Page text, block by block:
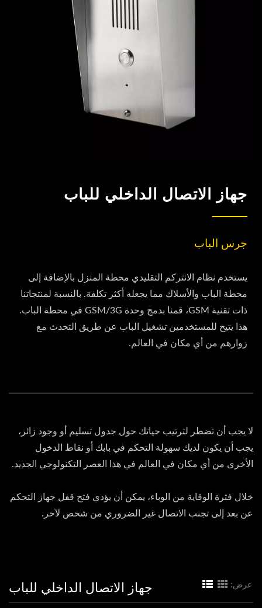
جهاز الاتصال الداخلي للباب
جرس الباب
يستخدم نظام الانتركم التقليدي محطة المنزل بالإضافة إلى
محطة الباب والأسلاك مما يجعله أكثر تكلفة. بالنسبة لمنتجاتنا
ذات تقنية GSM، قمنا بدمج وحدة GSM/3G في محطة الباب.
هذا يتيح للمستخدمين تشغيل الباب عن طريق التحدث مع
زوارهم من أي مكان في العالم.
لا يجب أن تضطر لترتيب حياتك حول جدول تسليم أو وجود زائر،
يجب أن يكون لديك سهولة التحكم في بابك أو نقاط الدخول
الأخرى من أي مكان في العالم في هذا العصر التكنولوجي الجديد.
خلال فترة الوقاية من الوباء، يمكن أن يؤدي فتح قفل جهاز التحكم
عن بعد إلى تجنب الاتصال غير الضروري من شخص لآخر.
جهاز الاتصال الداخلي للباب عرض: